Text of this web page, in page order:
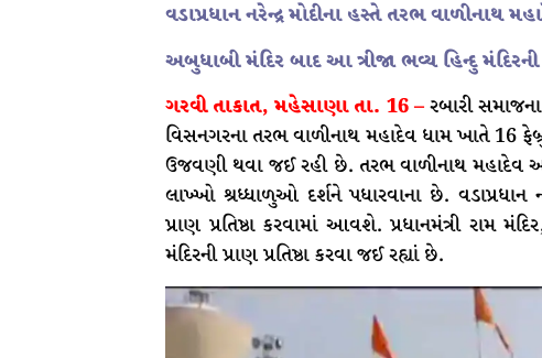
વડાપ્રધાન નરેન્દ્ર મોદીના હસ્તે તરભ વાળીનાથ
અબુધાબી મંદિર બાદ આ ત્રીજા ભવ્ય હિન્દુ મંદિરની
ગરવી તાકાત, મહેસાણા તા. 16 –રબારી
વિસનગરના તરભ વાળીનાથ મહાદેવ ધામ ખાતે 16
ઉજવણી થવા જઈ રહી છે. તરભ વાળીનાથ મહાદેવ
લાખ્ખો શ્રધ્ધાળુઓ દર્શને પધારવાના છે. વડાપ્રધાન
પ્રાણ પ્રતિષ્ઠા કરવામાં આવશે. પ્રધાનમંત્રી રામ
મંદિરની પ્રાણ પ્રતિષ્ઠા કરવા જઈ રહ્યાં છે.